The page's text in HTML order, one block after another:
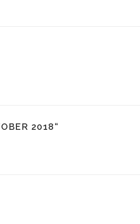
2018“